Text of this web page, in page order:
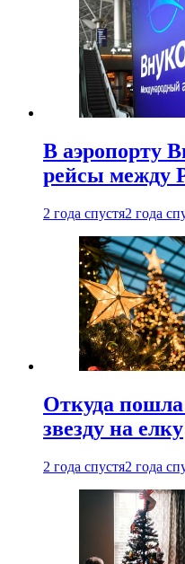
В аэропорту
рейсы между
2 года спустя2 года
Откуда
звезду на елку
2 года спустя2 года